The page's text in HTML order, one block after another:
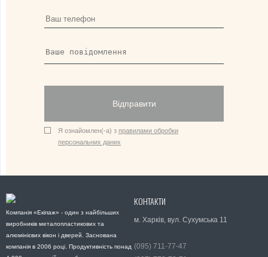
Відправити
Я ознайомлен(-а) з правилами обробки
персональних даних
Компанія «Екіпаж» - один з найбільших
виробників металопластикових та
алюмінієвих вікон і дверей. Заснована
компанія в 2006 році. Продуктивність понад
КОНТАКТИ
м. Харків, вул. Сухумська 11
(095) 711-77-47